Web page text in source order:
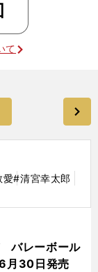
て
愛#清宮幸太郎
バレーボール
30日発売